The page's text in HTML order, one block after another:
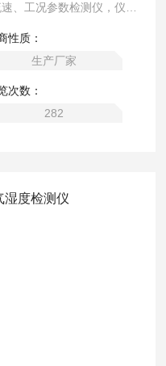
、工况参数检测仪，仪器
，广泛应用于锅炉、炉窑
流速、烟气流量、标干流
。
性质：
生产厂家
次数：
282